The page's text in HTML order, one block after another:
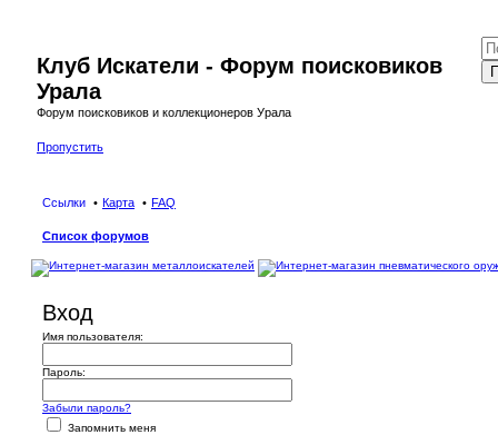
Клуб Искатели - Форум поисковиков
Урала
Форум поисковиков и коллекционеров Урала
Пропустить
Ссылки Карта FAQ
Список форумов
Вход
Имя пользователя:
Пароль:
Забыли пароль?
Запомнить меня